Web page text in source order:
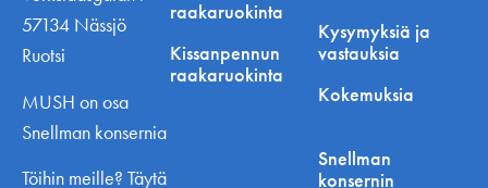
57134 Nässjö
Ruotsi
MUSH on osa
Snellman konsernia
Töihin meille? Täytä
raakaruokinta
Kissanpennun
raakaruokinta
Kysymyksiä ja
vastauksia
Kokemuksia
Snellman
konsernin